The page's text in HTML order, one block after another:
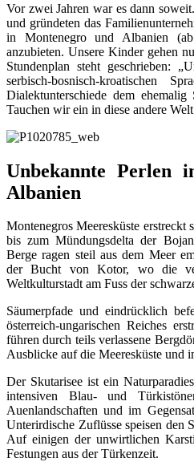
Vor zwei Jahren war es dann
und gründeten das
in Montenegro und Albanien
anzubieten. Unsere Kinder gehen
Stundenplan steht geschrieben:
serbisch-bosnisch-kroatischen
Dialektunterschiede dem ehemalig
Tauchen wir ein in diese andere
Unbekannte Perlen
Albanien
Montenegros Meeresküste erstreckt
bis zum Mündungsdelta der
Berge ragen steil aus dem Meer
der Bucht von Kotor, wo die
Weltkulturstadt am Fuss der
Säumerpfade und eindrücklich
österreich-ungarischen Reiches
führen durch teils verlassene
Ausblicke auf die Meeresküste und
Der Skutarisee ist ein
intensiven Blau- und
Auenlandschaften und im
Unterirdische Zuflüsse speisen den
Auf einigen der unwirtlichen
Festungen aus der Türkenzeit.